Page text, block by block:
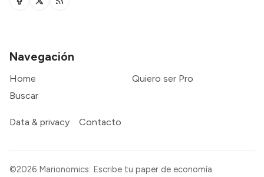
Navegación
Home
Quiero ser Pro
Buscar
Data & privacy Contacto
©2026 Marionomics: Escribe tu paper de economía.